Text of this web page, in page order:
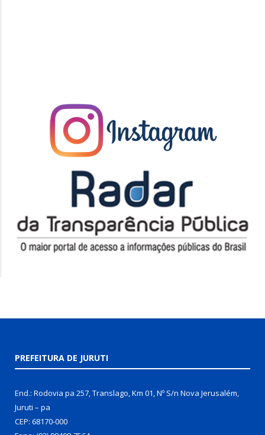
PREFEITURA DE JURUTI
End.: Rodovia pa 257, Translago, Km 01, Nº S/n Nova Jerusalém,
Juruti – pa
CEP: 68170-000